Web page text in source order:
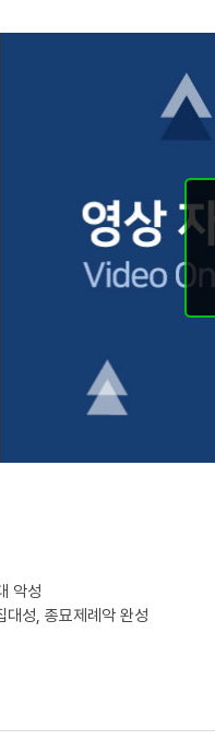
악성
성, 종묘제례악 완성